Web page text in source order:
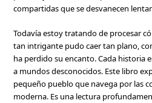
compartidas que se desvanecen
Todavía estoy tratando de procesar
tan intrigante pudo caer tan plano,
ha perdido su encanto. Cada historia
a mundos desconocidos. Este libro
pequeño pueblo que navega por las
moderna. Es una lectura